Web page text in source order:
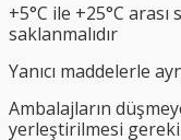
+5°C ile +25°C arası
saklanmalıdır
Yanıcı maddelerle
Ambalajların
yerleştirilmesi